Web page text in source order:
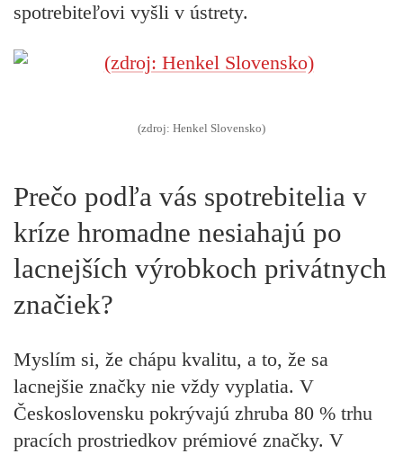
spotrebiteľovi vyšli v ústrety.
(zdroj: Henkel Slovensko)
Prečo podľa vás spotrebitelia v
kríze hromadne nesiahajú po
lacnejších výrobkoch privátnych
značiek?
Myslím si, že chápu kvalitu, a to, že sa
lacnejšie značky nie vždy vyplatia. V
Československu pokrývajú zhruba 80 % trhu
pracích prostriedkov prémiové značky. V